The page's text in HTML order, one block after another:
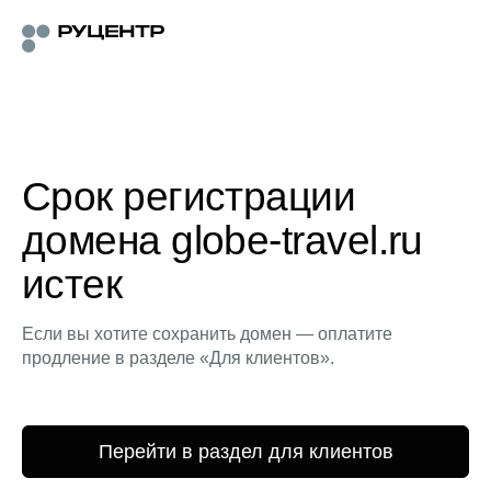
Срок регистрации
домена globe-travel.ru
истек
Если вы хотите сохранить домен — оплатите
продление в разделе «Для клиентов».
Перейти в раздел для клиентов